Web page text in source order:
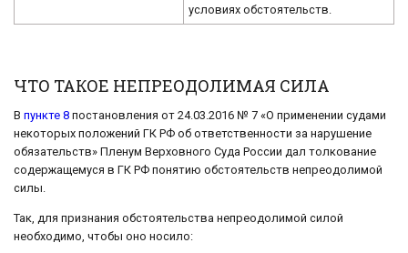
условиях обстоятельств.
ЧТО ТАКОЕ НЕПРЕОДОЛИМАЯ СИЛА
В пункте 8 постановления от 24.03.2016 № 7 «О применении судами
некоторых положений ГК РФ об ответственности за нарушение
обязательств» Пленум Верховного Суда России дал толкование
содержащемуся в ГК РФ понятию обстоятельств непреодолимой
силы.
Так, для признания обстоятельства непреодолимой силой
необходимо, чтобы оно носило: